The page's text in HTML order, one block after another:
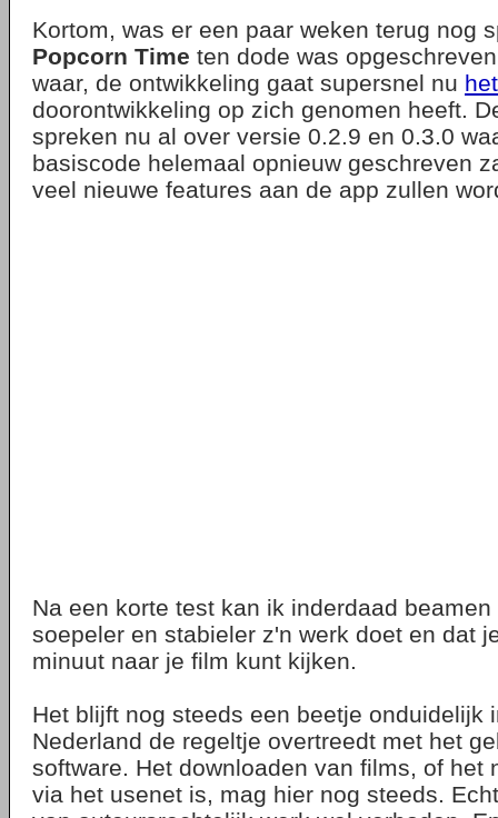
Kortom, was er een paar weken terug nog
Popcorn Time ten dode was
waar, de ontwikkeling gaat supersnel nu
doorontwikkeling op zich genomen heeft.
spreken nu al over versie 0.2.9 en 0.3.0
basiscode helemaal opnieuw geschreven
veel nieuwe features aan de app zullen
Na een korte test kan ik inderdaad
soepeler en stabieler z'n werk doet en dat
minuut naar je film kunt kijken.
Het blijft nog steeds een beetje onduidelijk
Nederland de regeltje overtreedt met het
software. Het downloaden van films, of het
via het usenet is, mag hier nog steeds.